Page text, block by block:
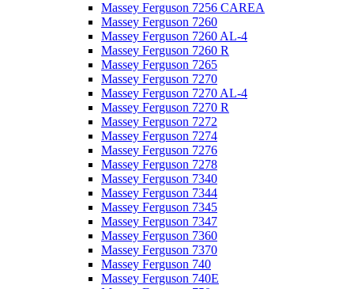
Massey Ferguson 7256 CAREA
Massey Ferguson 7260
Massey Ferguson 7260 AL-4
Massey Ferguson 7260 R
Massey Ferguson 7265
Massey Ferguson 7270
Massey Ferguson 7270 AL-4
Massey Ferguson 7270 R
Massey Ferguson 7272
Massey Ferguson 7274
Massey Ferguson 7276
Massey Ferguson 7278
Massey Ferguson 7340
Massey Ferguson 7344
Massey Ferguson 7345
Massey Ferguson 7347
Massey Ferguson 7360
Massey Ferguson 7370
Massey Ferguson 740
Massey Ferguson 740E